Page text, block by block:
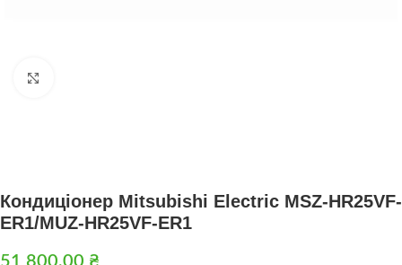
Кондиціонер Mitsubishi Electric MSZ-HR25VF-
ER1/MUZ-HR25VF-ER1